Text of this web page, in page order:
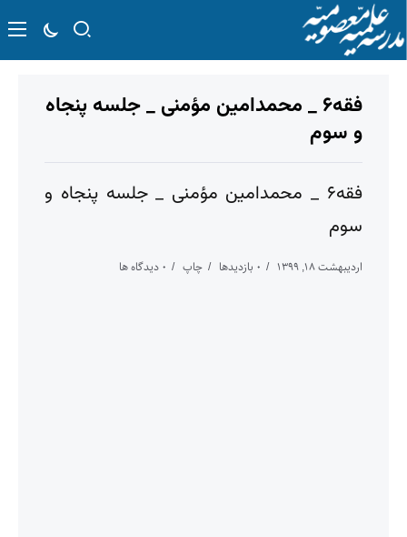
فقه۶ _ محمدامین مؤمنی _ جلسه پنجاه
و سوم
فقه۶ _ محمدامین مؤمنی _ جلسه پنجاه و
سوم
اردیبهشت ۱۸, ۱۳۹۹ ۰ بازدیدها چاپ ۰ دیدگاه ها